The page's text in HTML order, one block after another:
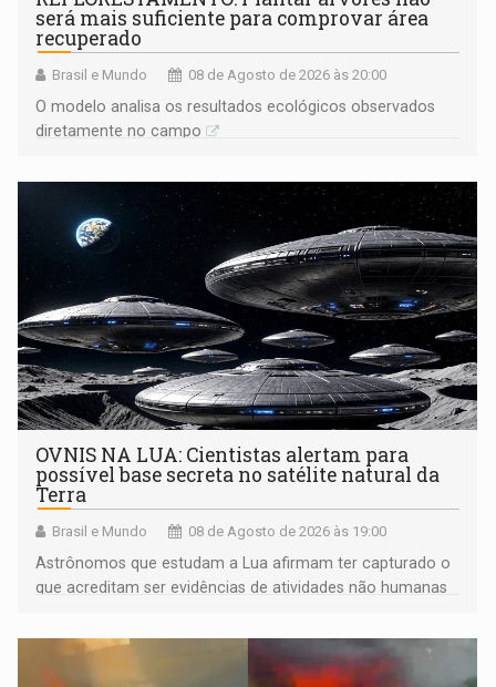
será mais suficiente para comprovar área
recuperado
Brasil e Mundo 08 de Agosto de 2026 às 20:00
O modelo analisa os resultados ecológicos observados
diretamente no campo
OVNIS NA LUA: Cientistas alertam para
possível base secreta no satélite natural da
Terra
Brasil e Mundo 08 de Agosto de 2026 às 19:00
Astrônomos que estudam a Lua afirmam ter capturado o
que acreditam ser evidências de atividades não humanas
órbita